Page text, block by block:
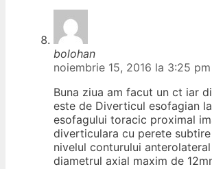
bolohan
noiembrie 15, 2016 la 3:25 pm
Buna ziua am facut un ct iar
este de Diverticul esofagian
esofagului toracic proximal
diverticulara cu perete
nivelul conturului
diametrul axial maxim de